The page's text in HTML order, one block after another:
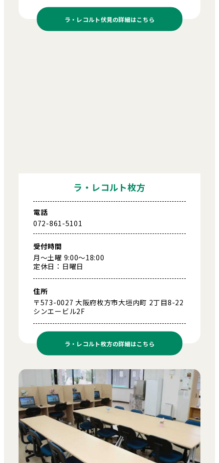
ラ・レコルト伏見の詳細はこちら
ラ・レコルト枚方
電話
072-861-5101
受付時間
月～土曜 9:00～18:00
定休日：日曜日
住所
〒573-0027 大阪府枚方市大垣内町 2丁目8-22
シンエービル2F
ラ・レコルト枚方の詳細はこちら